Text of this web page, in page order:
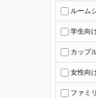
ルーム
学生向
カップ
女性向
ファミ